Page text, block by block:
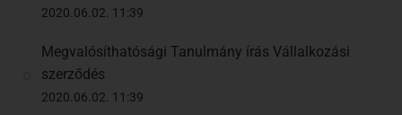
2020.06.02. 11:39
Megvalósíthatósági Tanulmány írás Vállalkozási
szerződés
2020.06.02. 11:39